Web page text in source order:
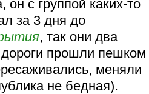
с группой каких-то
за 3 дня до
, так они два
дороги прошли пешком
меняли
не бедная).